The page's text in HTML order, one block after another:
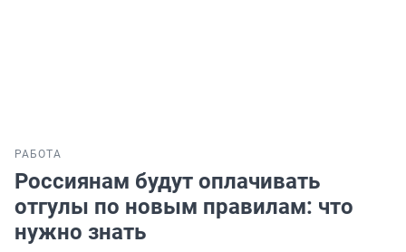
РАБОТА
Россиянам будут оплачивать
отгулы по новым правилам: что
нужно знать